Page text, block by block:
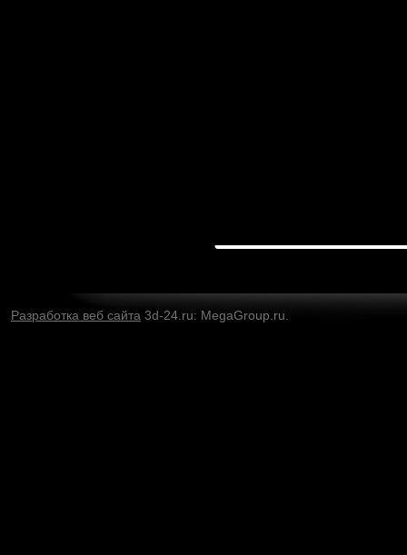
Разработка веб сайта 3d-24.ru: MegaGroup.ru.